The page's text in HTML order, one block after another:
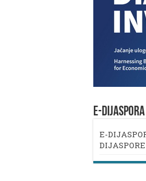
E-DIJASPORA
E-